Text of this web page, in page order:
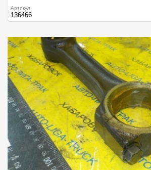
Артикул
136466